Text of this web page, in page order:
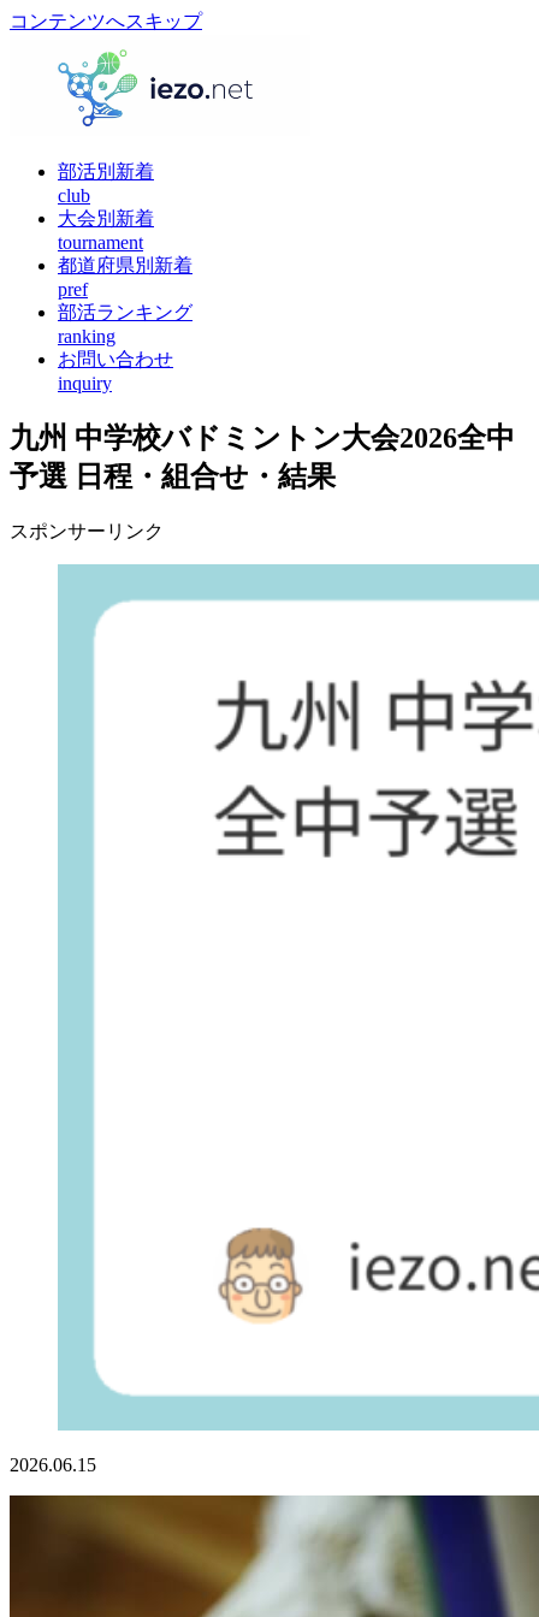
コンテンツへスキップ
部活別新着
club
大会別新着
tournament
都道府県別新着
pref
部活ランキング
ranking
お問い合わせ
inquiry
九州 中学校バドミントン大会2026全中
予選 日程・組合せ・結果
スポンサーリンク
2026.06.15